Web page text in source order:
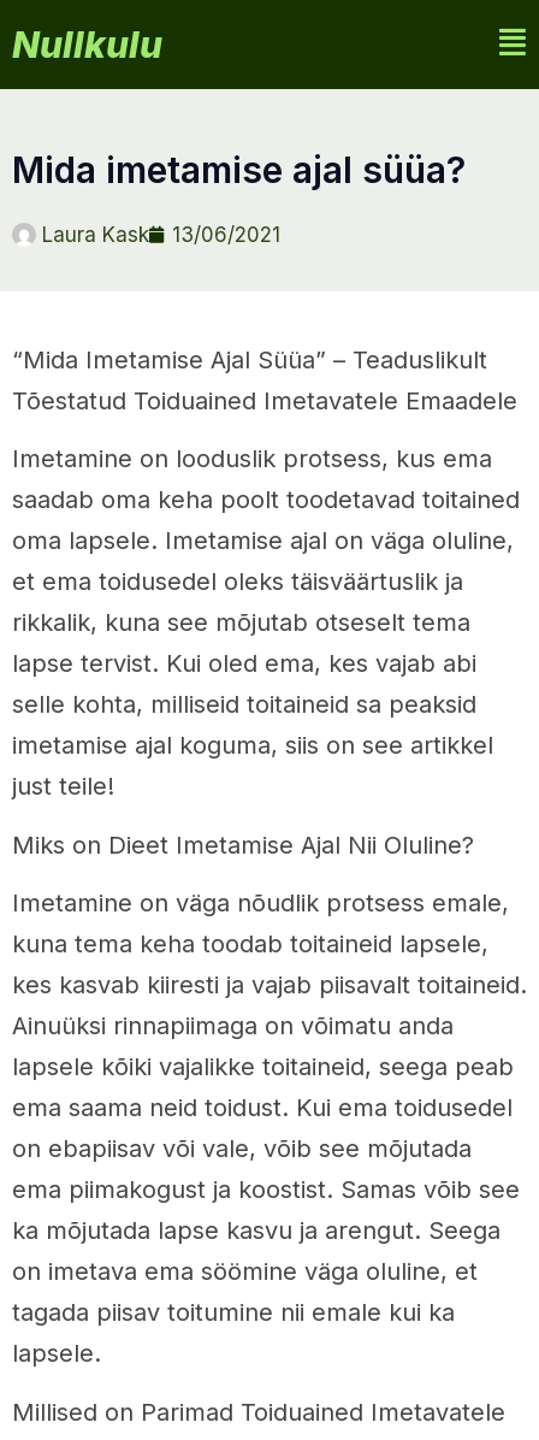
Nullkulu
mida imetamise ajal süüa?
Laura Kask 13/06/2021
“Mida Imetamise Ajal Süüa” – Teaduslikult
Tõestatud Toiduained Imetavatele Emaadele
Imetamine on looduslik protsess, kus ema
saadab oma keha poolt toodetavad toitained
oma lapsele. Imetamise ajal on väga oluline,
et ema toidusedel oleks täisväärtuslik ja
rikkalik, kuna see mõjutab otseselt tema
lapse tervist. Kui oled ema, kes vajab abi
selle kohta, milliseid toitaineid sa peaksid
imetamise ajal koguma, siis on see artikkel
just teile!
Miks on Dieet Imetamise Ajal Nii Oluline?
Imetamine on väga nõudlik protsess emale,
kuna tema keha toodab toitaineid lapsele,
kes kasvab kiiresti ja vajab piisavalt toitaineid.
Ainuüksi rinnapiimaga on võimatu anda
lapsele kõiki vajalikke toitaineid, seega peab
ema saama neid toidust. Kui ema toidusedel
on ebapiisav või vale, võib see mõjutada
ema piimakogust ja koostist. Samas võib see
ka mõjutada lapse kasvu ja arengut. Seega
on imetava ema söömine väga oluline, et
tagada piisav toitumine nii emale kui ka
lapsele.
Millised on Parimad Toiduained Imetavatele